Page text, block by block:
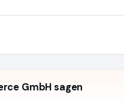
GmbH sagen